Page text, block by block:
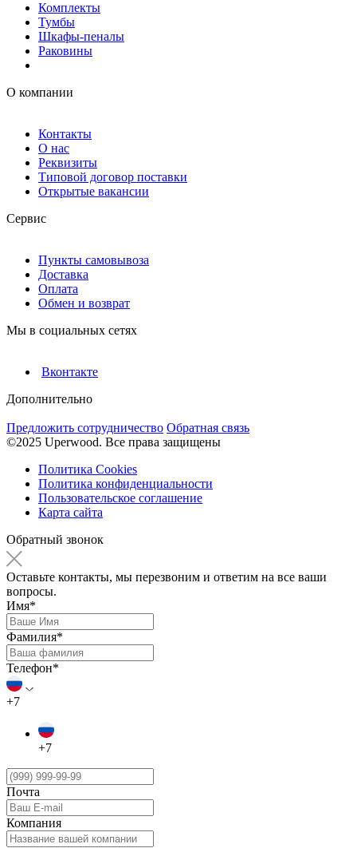
Комплекты
Тумбы
Шкафы-пеналы
Раковины
О компании
Контакты
О нас
Реквизиты
Типовой договор поставки
Открытые вакансии
Сервис
Пункты самовывоза
Доставка
Оплата
Обмен и возврат
Мы в социальных сетях
Вконтакте
Дополнительно
Предложить сотрудничество Обратная связь
©2025 Uperwood. Все права защищены
Политика Cookies
Политика конфиденциальности
Пользовательское соглашение
Карта сайта
Обратный звонок
Оставьте контакты, мы перезвоним и ответим на все ваши
вопросы.
Имя*
Фамилия*
Телефон*
+7
+7
Почта
Компания